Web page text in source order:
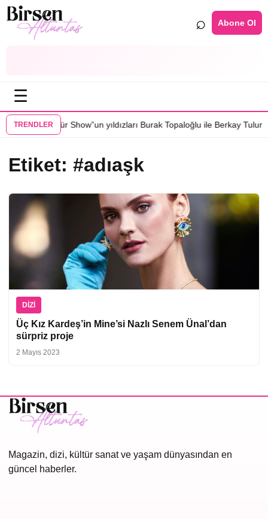
⌕ Abone Ol
☰
TRENDLER
“Güldür Güldür Show”un yıldızları Burak Topaloğlu ile Berkay
Etiket: #adıaşk
DIZI
Üç Kız Kardeş’in Mine’si Nazlı Senem Ünal’dan
sürpriz proje
2 Mayıs 2023
Magazin, dizi, kültür sanat ve yaşam dünyasından en
güncel haberler.